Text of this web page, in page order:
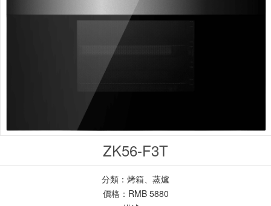
ZK56-F3T
分類：烤箱、蒸爐
價格：RMB 5880